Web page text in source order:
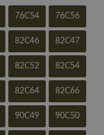
76C54 76C56
82C46 82C47
82C52 82C54
82C64 82C66
90C49 90C50